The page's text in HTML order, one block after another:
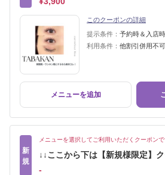
このクーポンの詳細
提示条件： 予約時＆入店時
利用条件： 他割引併用不可
メニューを追加
新
規
メニューを選択してご利用いただくクーポン
↓↓ここから下は【新規様限定】
‐